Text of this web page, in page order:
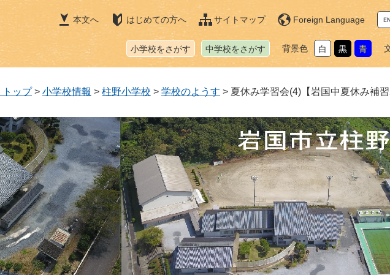
本文へ はじめての方へ サイトマップ Foreign Language
G
o
o
カ
ム
小学校をさがす 中学校をさがす 背景色 白 黒 青
トップ > 小学校情報 > 柱野小学校 > 学校のようす > 夏休み学習会(4)【岩国中夏休み補習